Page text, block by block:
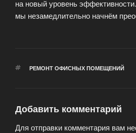
на новый уровень
мы незамедлительно начнём
МЕТКИ
РЕМОНТ ОФИСНЫХ ПОМЕЩЕНИЙ
Добавить комментарий
Для отправки комментария вам